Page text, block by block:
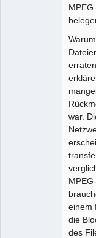
war.
einem
die
des